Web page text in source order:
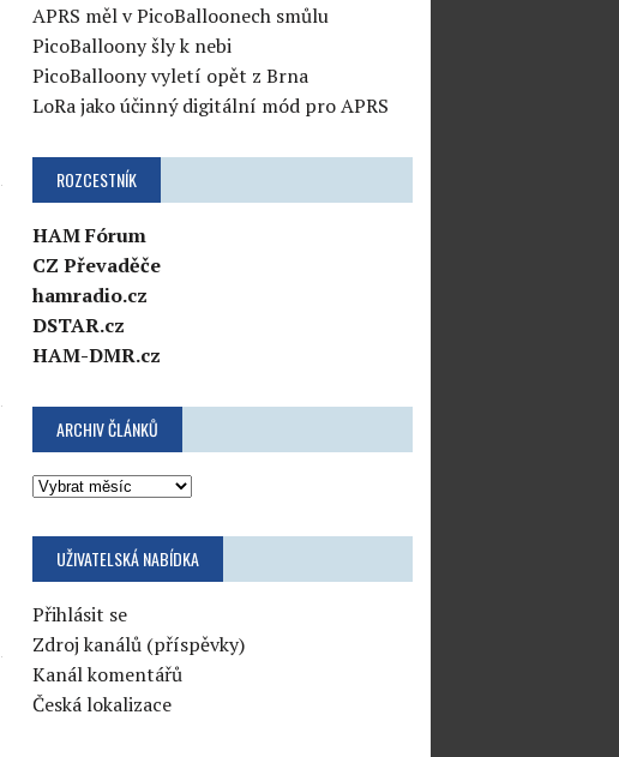
APRS měl v PicoBalloonech smůlu
PicoBalloony šly k nebi
PicoBalloony vyletí opět z Brna
LoRa jako účinný digitální mód pro APRS
ROZCESTNÍK
HAM Fórum
CZ Převaděče
hamradio.cz
DSTAR.cz
HAM-DMR.cz
ARCHIV ČLÁNKŮ
UŽIVATELSKÁ NABÍDKA
Přihlásit se
Zdroj kanálů (příspěvky)
Kanál komentářů
Česká lokalizace